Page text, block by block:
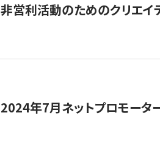
非営利活動のためのクリエイ
2024年7月ネットプロモータ